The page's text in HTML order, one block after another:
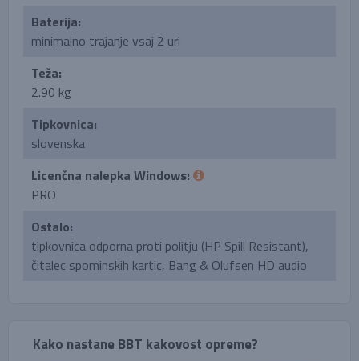
Baterija:
minimalno trajanje vsaj 2 uri
Teža:
2.90 kg
Tipkovnica:
slovenska
Licenčna nalepka Windows:
PRO
Ostalo:
tipkovnica odporna proti politju (HP Spill Resistant),
čitalec spominskih kartic, Bang & Olufsen HD audio
Kako nastane BBT kakovost opreme?